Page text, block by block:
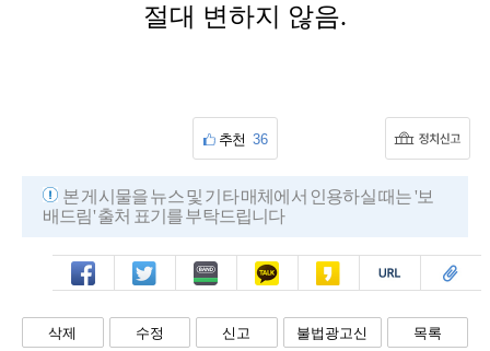
절대 변하지 않음.
추천 36
본 게시물을 뉴스 및 기타 매체에서 인용하실 때는 '보
배드림' 출처 표기를 부탁드립니다
페북 트윗 밴드 카톡 카스 복사 스크랩
삭제 수정 신고
불법광고신
목록